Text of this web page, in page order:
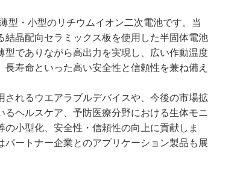
型・小型のリチウムイオン二次電池です。当
結晶配向セラミックス板を使用した半固体電池
型でありながら高出力を実現し、広い作動温度
長寿命といった高い安全性と信頼性を兼ね備え
れるウエアラブルデバイスや、今後の市場拡
るヘルスケア、予防医療分野における生体モニ
の小型化、安全性・信頼性の向上に貢献しま
パートナー企業とのアプリケーション製品も展